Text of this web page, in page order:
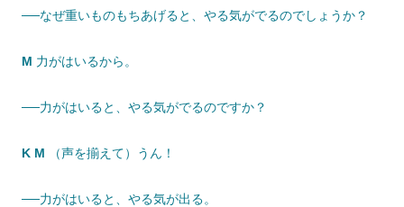
──なぜ重いものもちあげると、やる気がでるのでしょうか？
M 力がはいるから。
──力がはいると、やる気がでるのですか？
K M （声を揃えて）うん！
──力がはいると、やる気が出る。